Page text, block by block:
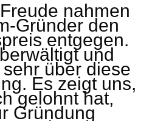
nahmen
Gründer den
entgegen.
und
über diese
Es zeigt uns,
gelohnt hat,
Gründung